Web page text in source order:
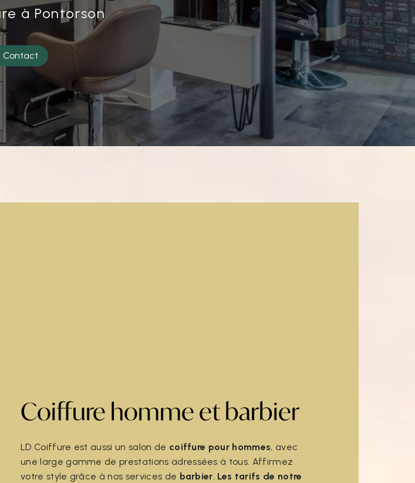
à Pontorson
Contact
Coiffure homme et barbier
LD Coiffure est aussi un salon de coiffure pour hommes, avec
une large gamme de prestations adressées à tous. Affirmez
votre style grâce à nos services de barbier. Les tarifs de notre